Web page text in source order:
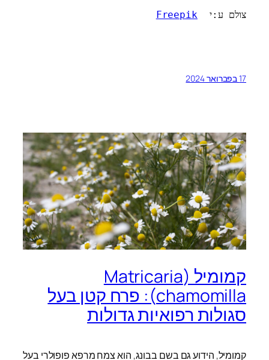
צולם ע:י Freepik
17 בפברואר 2024
קמומיל (Matricaria
chamomilla): פרח קטן בעל
סגולות רפואיות גדולות
קמומיל, הידוע גם בשם בבונג, הוא צמח מרפא פופולרי בעל